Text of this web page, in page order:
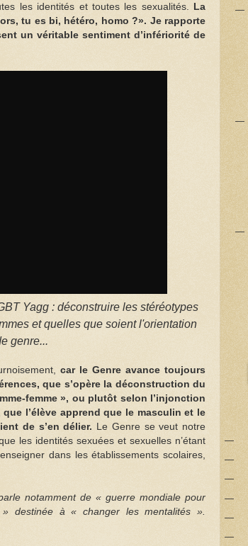
les identités et toutes les sexualités.
La
tu es bi, hétéro, homo ?». Je rapporte
un véritable sentiment d’infériorité de
Yagg : déconstruire les stéréotypes
et quelles que soient l'orientation
genre...
car le Genre avance toujours
que s’opère la déconstruction du
femme », ou plutôt selon l’injonction
que l’élève apprend que le masculin et le
de s’en délier. Le Genre se veut notre
les identités sexuées et sexuelles n’étant
dans les établissements scolaires,
notamment de « guerre mondiale pour
destinée à « changer les mentalités ».